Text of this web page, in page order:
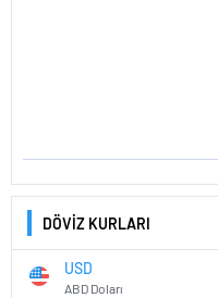
DÖVİZ KURLARI
USD
ABD Doları